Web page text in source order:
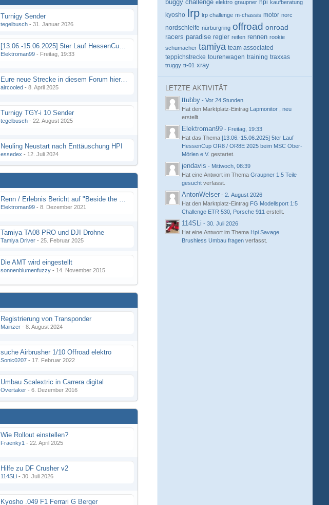
Turnigy Sender
tegelbusch - 31. Januar 2026
[13.06.-15.06.2025] 5ter Lauf HessenCup OR8 / OR8E 2025 beim MSC Ober-Mörlen e.V.
Elektroman99 - Freitag, 19:33
Eure neue Strecke in diesem Forum hier posten
aircooled - 8. April 2025
Turnigy TGY-i 10 Sender
tegelbusch - 22. August 2025
Neuling Neustart nach Enttäuschung HPI
essedex - 12. Juli 2024
Renn / Erlebnis Bericht auf "Beside the Race"
Elektroman99 - 8. Dezember 2021
Tamiya TA08 PRO und DJI Drohne
Tamiya Driver - 25. Februar 2025
Die AMT wird eingestellt
sonnenblumenfuzzy - 14. November 2015
Registrierung von Transponder
Mainzer - 8. August 2024
suche Airbrusher 1/10 Offroad elektro
Sonic0207 - 17. Februar 2022
Umbau Scalextric in Carrera digital
Overtaker - 6. Dezember 2016
Wie Rollout einstellen?
Fraenky1 - 22. April 2025
Hilfe zu DF Crusher v2
114SLi - 30. Juli 2026
Kyosho .049 F1 Ferrari G Berger
buggy challenge elektro graupner hpi kaufberatung
kyosho lrp lrp challenge m-chassis motor norc
nordschleife nürburgring offroad onroad
racers paradise regler reifen rennen rookie
schumacher tamiya team associated
teppichstrecke tourenwagen training traxxas
truggy tt-01 xray
LETZTE AKTIVITÄT
ttubby - Vor 24 Stunden
Hat den Marktplatz-Eintrag Lapmonitor , neu
erstellt.
Elektroman99 - Freitag, 19:33
Hat das Thema [13.06.-15.06.2025] 5ter Lauf
HessenCup OR8 / OR8E 2025 beim MSC Ober-
Mörlen e.V. gestartet.
jendavis - Mittwoch, 08:39
Hat eine Antwort im Thema Graupner 1:5 Teile
gesucht verfasst.
AntonWelser - 2. August 2026
Hat den Marktplatz-Eintrag FG Modellsport 1:5
Challenge ETR 530, Porsche 911 erstellt.
114SLi - 30. Juli 2026
Hat eine Antwort im Thema Hpi Savage
Brushless Umbau fragen verfasst.